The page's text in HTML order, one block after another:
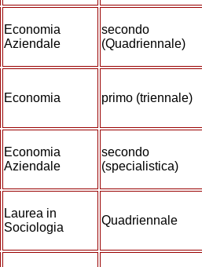
Economia
Aziendale
secondo
(Quadriennale)
Economia primo (triennale)
Economia
Aziendale
secondo
(specialistica)
Laurea in
Sociologia
Quadriennale